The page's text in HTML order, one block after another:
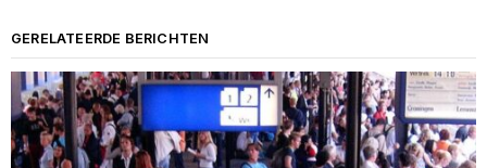
GERELATEERDE BERICHTEN